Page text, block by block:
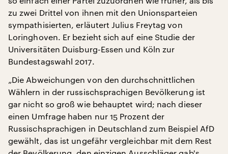
zu zwei Drittel von ihnen mit den Unionsparteien
sympathisierten, erläutert Julius Freytag von
Loringhoven. Er bezieht sich auf eine Studie der
Universitäten Duisburg-Essen und Köln zur
Bundestagswahl 2017.
„Die Abweichungen von den durchschnittlichen
Wählern in der russischsprachigen Bevölkerung ist
gar nicht so groß wie behauptet wird; nach dieser
einen Umfrage haben nur 15 Prozent der
Russischsprachigen in Deutschland zum Beispiel AfD
gewählt, das ist ungefähr vergleichbar mit dem Rest